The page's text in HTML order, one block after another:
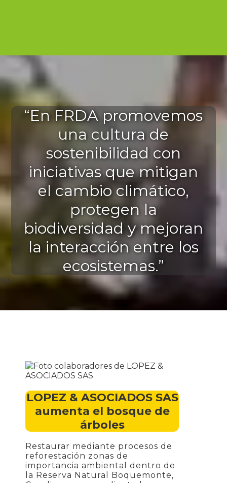
“En FRDA promovemos
una cultura de
sostenibilidad con
iniciativas que mitigan
el cambio climático,
protegen la
biodiversidad y mejoran
la interacción entre los
ecosistemas.”
su
LOPEZ & ASOCIADOS SAS
aumenta el bosque de
árboles
Restaurar mediante procesos de
reforestación zonas de
importancia ambiental dentro de
la Reserva Natural Boquemonte,